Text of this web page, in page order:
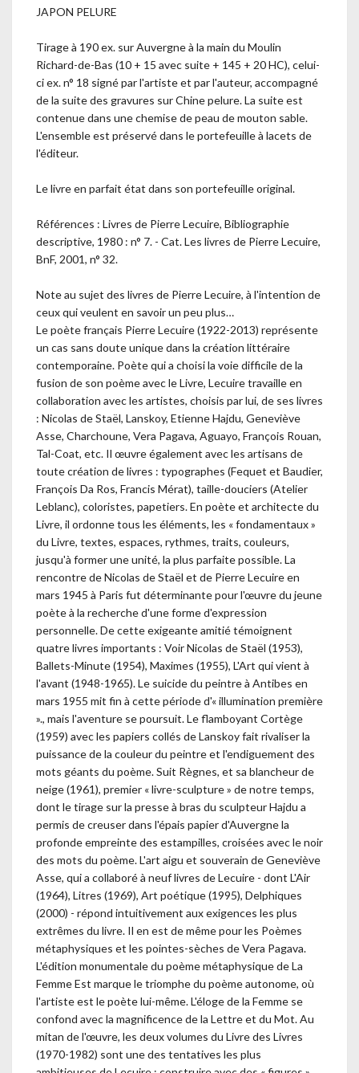
JAPON PELURE
Tirage à 190 ex. sur Auvergne à la main du Moulin
Richard-de-Bas (10 + 15 avec suite + 145 + 20 HC), celui-
ci ex. n° 18 signé par l'artiste et par l'auteur, accompagné
de la suite des gravures sur Chine pelure. La suite est
contenue dans une chemise de peau de mouton sable.
L'ensemble est préservé dans le portefeuille à lacets de
l'éditeur.
Le livre en parfait état dans son portefeuille original.
Références : Livres de Pierre Lecuire, Bibliographie
descriptive, 1980 : n° 7. - Cat. Les livres de Pierre Lecuire,
BnF, 2001, n° 32.
Note au sujet des livres de Pierre Lecuire, à l'intention de
ceux qui veulent en savoir un peu plus…
Le poète français Pierre Lecuire (1922-2013) représente
un cas sans doute unique dans la création littéraire
contemporaine. Poète qui a choisi la voie difficile de la
fusion de son poème avec le Livre, Lecuire travaille en
collaboration avec les artistes, choisis par lui, de ses livres
: Nicolas de Staël, Lanskoy, Etienne Hajdu, Geneviève
Asse, Charchoune, Vera Pagava, Aguayo, François Rouan,
Tal-Coat, etc. Il œuvre également avec les artisans de
toute création de livres : typographes (Fequet et Baudier,
François Da Ros, Francis Mérat), taille-douciers (Atelier
Leblanc), coloristes, papetiers. En poète et architecte du
Livre, il ordonne tous les éléments, les « fondamentaux »
du Livre, textes, espaces, rythmes, traits, couleurs,
jusqu'à former une unité, la plus parfaite possible. La
rencontre de Nicolas de Staël et de Pierre Lecuire en
mars 1945 à Paris fut déterminante pour l'œuvre du jeune
poète à la recherche d'une forme d'expression
personnelle. De cette exigeante amitié témoignent
quatre livres importants : Voir Nicolas de Staël (1953),
Ballets-Minute (1954), Maximes (1955), L'Art qui vient à
l'avant (1948-1965). Le suicide du peintre à Antibes en
mars 1955 mit fin à cette période d'« illumination première
»., mais l'aventure se poursuit. Le flamboyant Cortège
(1959) avec les papiers collés de Lanskoy fait rivaliser la
puissance de la couleur du peintre et l'endiguement des
mots géants du poème. Suit Règnes, et sa blancheur de
neige (1961), premier « livre-sculpture » de notre temps,
dont le tirage sur la presse à bras du sculpteur Hajdu a
permis de creuser dans l'épais papier d'Auvergne la
profonde empreinte des estampilles, croisées avec le noir
des mots du poème. L'art aigu et souverain de Geneviève
Asse, qui a collaboré à neuf livres de Lecuire - dont L'Air
(1964), Litres (1969), Art poétique (1995), Delphiques
(2000) - répond intuitivement aux exigences les plus
extrêmes du livre. Il en est de même pour les Poèmes
métaphysiques et les pointes-sèches de Vera Pagava.
L'édition monumentale du poème métaphysique de La
Femme Est marque le triomphe du poème autonome, où
l'artiste est le poète lui-même. L'éloge de la Femme se
confond avec la magnificence de la Lettre et du Mot. Au
mitan de l'œuvre, les deux volumes du Livre des Livres
(1970-1982) sont une des tentatives les plus